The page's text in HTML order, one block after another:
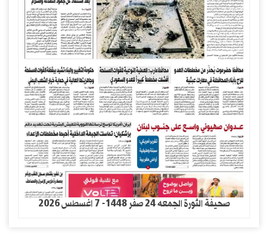
صحيفة الثورة الجمعه 24 صفر 1448- 7 اغسطس 2026